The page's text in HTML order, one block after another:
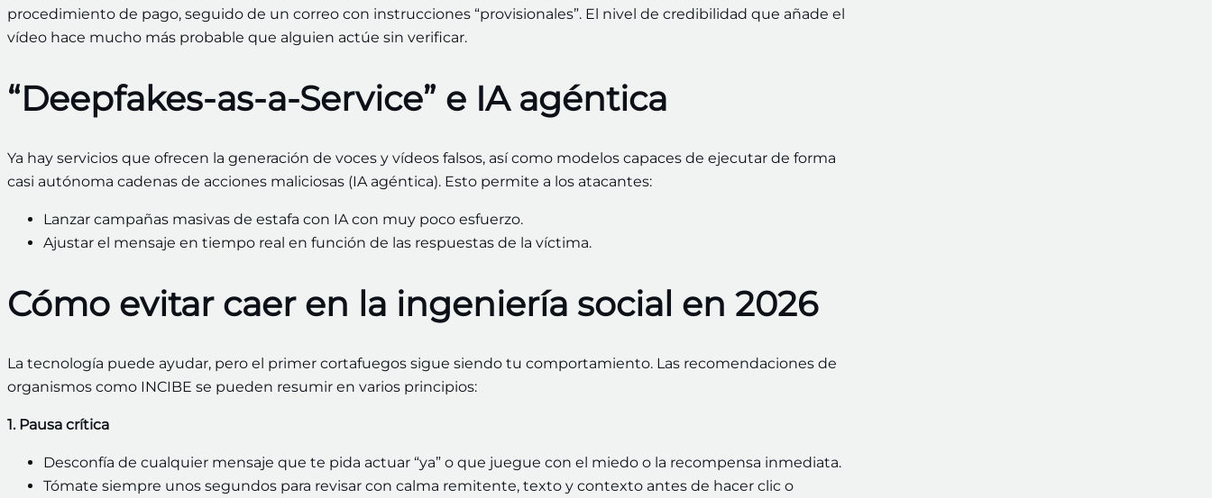
procedimiento de pago, seguido de un correo con instrucciones “provisionales”. El nivel de credibilidad que añade el
vídeo hace mucho más probable que alguien actúe sin verificar.
“Deepfakes‑as‑a‑Service” e IA agéntica
Ya hay servicios que ofrecen la generación de voces y vídeos falsos, así como modelos capaces de ejecutar de forma
casi autónoma cadenas de acciones maliciosas (IA agéntica). Esto permite a los atacantes:
Lanzar campañas masivas de estafa con IA con muy poco esfuerzo.
Ajustar el mensaje en tiempo real en función de las respuestas de la víctima.
Cómo evitar caer en la ingeniería social en 2026
La tecnología puede ayudar, pero el primer cortafuegos sigue siendo tu comportamiento. Las recomendaciones de
organismos como INCIBE se pueden resumir en varios principios:
1. Pausa crítica
Desconfía de cualquier mensaje que te pida actuar “ya” o que juegue con el miedo o la recompensa inmediata.
Tómate siempre unos segundos para revisar con calma remitente, texto y contexto antes de hacer clic o